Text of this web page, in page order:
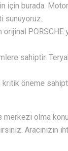
için burada.
sunuyoruz.
PORSCHE
sahiptir.
öneme
olma
Aracınızın